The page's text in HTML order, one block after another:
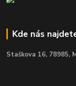
Kde nás
Staškova 16, 78985,